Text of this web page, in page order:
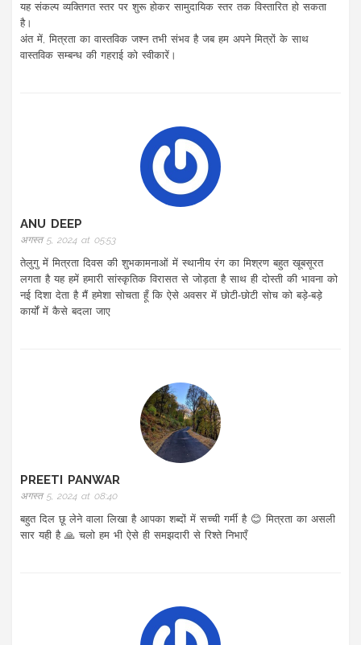
यह संकल्प व्यक्तिगत स्तर पर शुरू होकर सामुदायिक स्तर तक विस्तारित हो सकता
है।
अंत में, मित्रता का वास्तविक जश्न तभी संभव है जब हम अपने मित्रों के साथ
वास्तविक सम्बन्ध की गहराई को स्वीकारें।
ANU DEEP
अगस्त 5, 2024 at 05:53
तेलुगु में मित्रता दिवस की शुभकामनाओं में स्थानीय रंग का मिश्रण बहुत खूबसूरत
लगता है यह हमें हमारी सांस्कृतिक विरासत से जोड़ता है साथ ही दोस्ती की भावना को
नई दिशा देता है मैं हमेशा सोचता हूँ कि ऐसे अवसर में छोटी‑छोटी सोच को बड़े‑बड़े
कार्यों में कैसे बदला जाए
PREETI PANWAR
अगस्त 5, 2024 at 08:40
बहुत दिल छू लेने वाला लिखा है आपका शब्दों में सच्ची गर्मी है 😊 मित्रता का असली
सार यही है 🙏 चलो हम भी ऐसे ही समझदारी से रिश्ते निभाएँ